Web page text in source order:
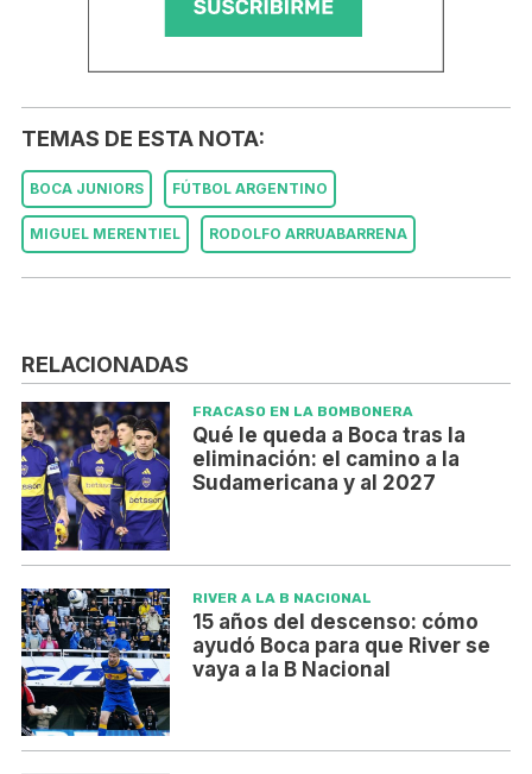
TEMAS DE ESTA NOTA:
BOCA JUNIORS FÚTBOL ARGENTINO
MIGUEL MERENTIEL RODOLFO ARRUABARRENA
RELACIONADAS
FRACASO EN LA BOMBONERA
Qué le queda a Boca tras la
eliminación: el camino a la
Sudamericana y al 2027
RIVER A LA B NACIONAL
15 años del descenso: cómo
ayudó Boca para que River se
vaya a la B Nacional